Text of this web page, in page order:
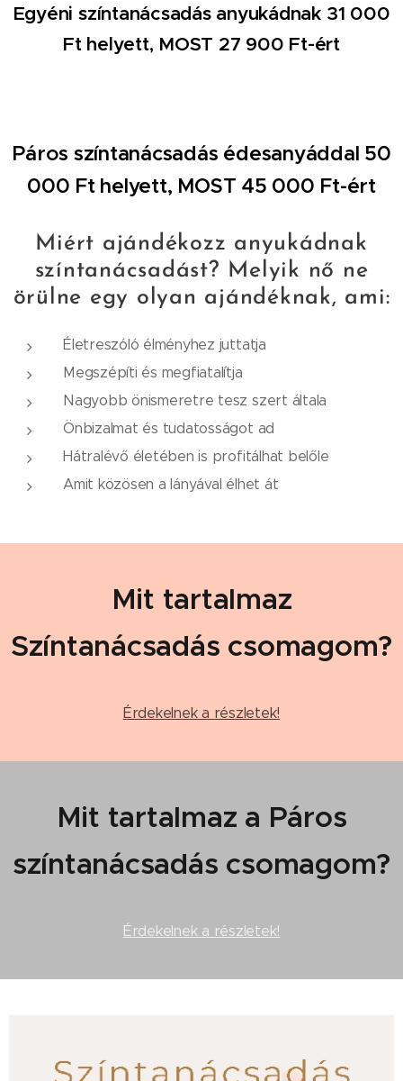
Egyéni színtanácsadás anyukádnak 31 000
Ft helyett, MOST 27 900 Ft-ért
Páros színtanácsadás édesanyáddal 50
000 Ft helyett, MOST 45 000 Ft-ért
Miért ajándékozz anyukádnak
színtanácsadást? Melyik nő ne
örülne egy olyan ajándéknak, ami:
Életreszóló élményhez juttatja
Megszépíti és megfiatalítja
Nagyobb önismeretre tesz szert általa
Önbizalmat és tudatosságot ad
Hátralévő életében is profitálhat belőle
Amit közösen a lányával élhet át
Mit tartalmaz
Színtanácsadás csomagom?
Érdekelnek a részletek!
Mit tartalmaz a Páros
színtanácsadás csomagom?
Érdekelnek a részletek!